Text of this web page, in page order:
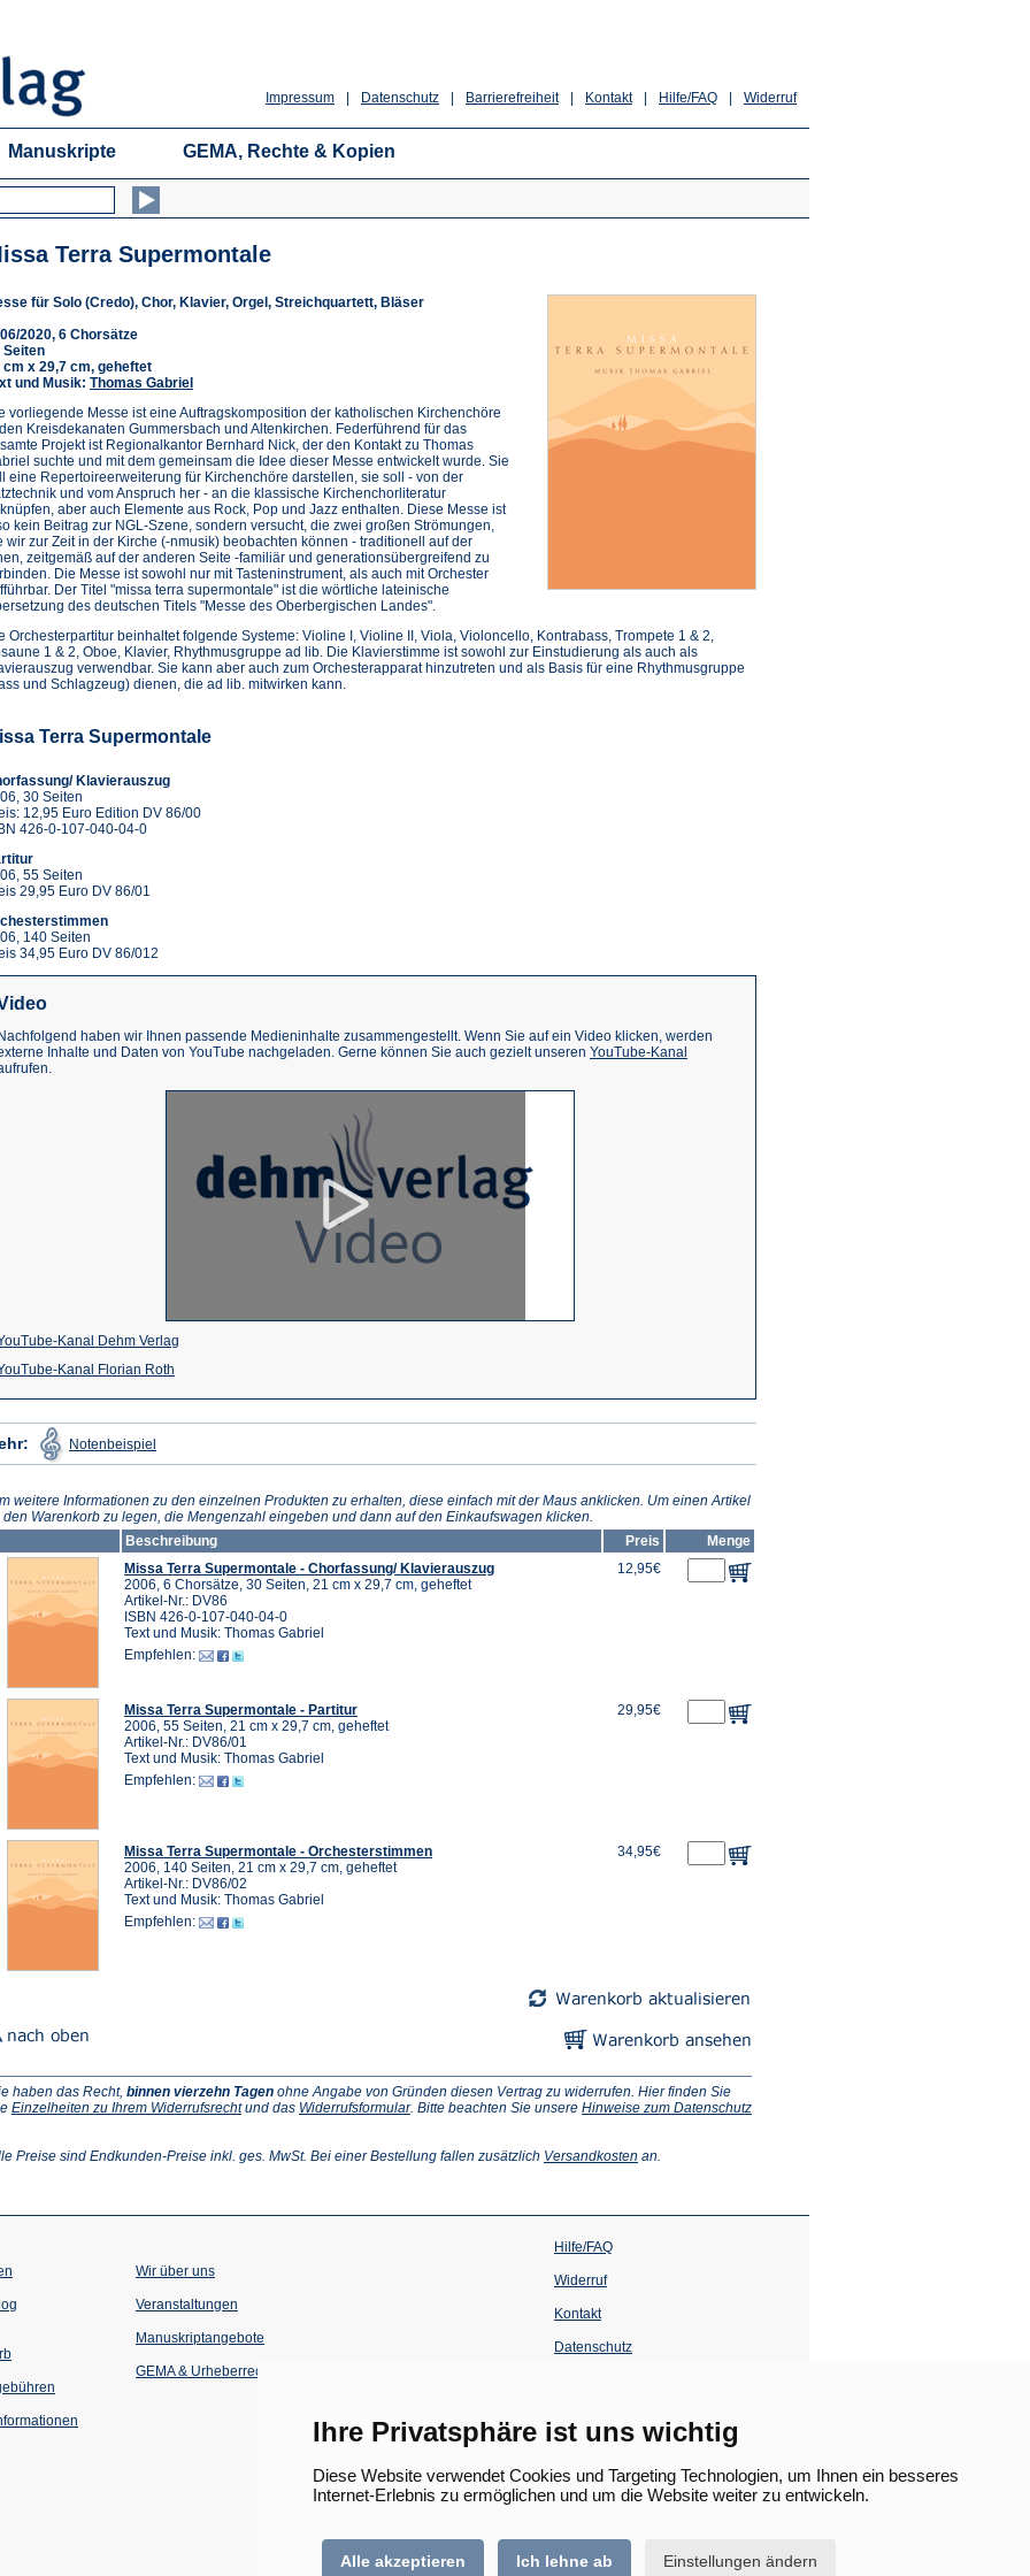
Ihre Privatsphäre ist uns wichtig
Diese Website verwendet Cookies und Targeting Technologien, um Ihnen ein besseres
Internet-Erlebnis zu ermöglichen und um die Website weiter zu entwickeln.
Alle akzeptieren Ich lehne ab Einstellungen ändern
Widerruf
Hilfe/FAQ
Kontakt
Barrierefreiheit
Datenschutz
Impressum
Manuskripte GEMA, Rechte & Kopien
Terra Supermontale
für Solo (Credo), Chor, Klavier, Orgel, Streichquartett, Bläser
2020, 6 Chorsätze
Seiten
cm x 29,7 cm, geheftet
und Musik: Thomas Gabriel
vorliegende Messe ist eine Auftragskomposition der katholischen Kirchenchöre
Kreisdekanaten Gummersbach und Altenkirchen. Federführend für das
Projekt ist Regionalkantor Bernhard Nick, der den Kontakt zu Thomas
suchte und mit dem gemeinsam die Idee dieser Messe entwickelt wurde. Sie
eine Repertoireerweiterung für Kirchenchöre darstellen, sie soll - von der
und vom Anspruch her - an die klassische Kirchenchorliteratur
aber auch Elemente aus Rock, Pop und Jazz enthalten. Diese Messe ist
kein Beitrag zur NGL-Szene, sondern versucht, die zwei großen Strömungen,
wir zur Zeit in der Kirche (-nmusik) beobachten können - traditionell auf der
zeitgemäß auf der anderen Seite -familiär und generationsübergreifend zu
Die Messe ist sowohl nur mit Tasteninstrument, als auch mit Orchester
Der Titel "missa terra supermontale" ist die wörtliche lateinische
des deutschen Titels "Messe des Oberbergischen Landes".
Orchesterpartitur beinhaltet folgende Systeme: Violine I, Violine II, Viola, Violoncello, Kontrabass, Trompete 1 & 2,
1 & 2, Oboe, Klavier, Rhythmusgruppe ad lib. Die Klavierstimme ist sowohl zur Einstudierung als auch als
verwendbar. Sie kann aber auch zum Orchesterapparat hinzutreten und als Basis für eine Rhythmusgruppe
und Schlagzeug) dienen, die ad lib. mitwirken kann.
Terra Supermontale
Klavierauszug
30 Seiten
12,95 Euro Edition DV 86/00
426-0-107-040-04-0
55 Seiten
29,95 Euro DV 86/01
140 Seiten
34,95 Euro DV 86/012
Nachfolgend haben wir Ihnen passende Medieninhalte zusammengestellt. Wenn Sie auf ein Video klicken, werden
Inhalte und Daten von YouTube nachgeladen. Gerne können Sie auch gezielt unseren YouTube-Kanal
Kanal Dehm Verlag
einem
neuen
Kanal Florian Roth
in
einem
Notenbeispiel in
einem
Tab)
weitere Informationen zu den einzelnen Produkten zu erhalten, diese einfach mit der Maus anklicken. Um einen Artikel
den Warenkorb zu legen, die Mengenzahl eingeben und dann auf den Einkaufswagen klicken.
Beschreibung
Preis
Menge
Missa Terra Supermontale - Chorfassung/ Klavierauszug
2006, 6 Chorsätze, 30 Seiten, 21 cm x 29,7 cm, geheftet
Artikel-Nr.: DV86
ISBN 426-0-107-040-04-0
Text und Musik: Thomas Gabriel
Empfehlen:
12,95€
Missa Terra Supermontale - Partitur
2006, 55 Seiten, 21 cm x 29,7 cm, geheftet
Artikel-Nr.: DV86/01
Text und Musik: Thomas Gabriel
Empfehlen:
29,95€
Missa Terra Supermontale - Orchesterstimmen
2006, 140 Seiten, 21 cm x 29,7 cm, geheftet
Artikel-Nr.: DV86/02
Text und Musik: Thomas Gabriel
Empfehlen:
34,95€
haben das Recht, binnen vierzehn Tagen ohne Angabe von Gründen diesen Vertrag zu widerrufen. Hier finden Sie
Einzelheiten zu Ihrem Widerrufsrecht(Öffnet
neuen
und das Widerrufsformular(Öffnet
neuen
. Bitte beachten Sie unsere Hinweise zum Datenschutz
Preise sind Endkunden-Preise inkl. ges. MwSt. Bei einer Bestellung fallen zusätzlich Versandkosten (Öffnet
Tab)
an.
Wir über uns
Veranstaltungen
einem
Tab)
Manuskriptangebote
GEMA & Urheberrecht
Hilfe/FAQ
Widerruf
Kontakt
Datenschutz
einem
neuen